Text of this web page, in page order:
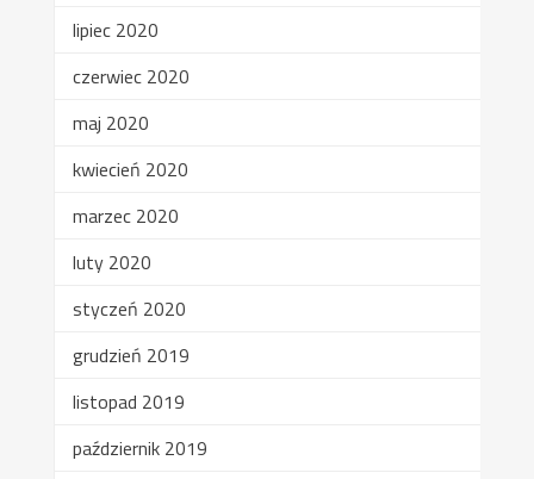
lipiec 2020
czerwiec 2020
maj 2020
kwiecień 2020
marzec 2020
luty 2020
styczeń 2020
grudzień 2019
listopad 2019
październik 2019